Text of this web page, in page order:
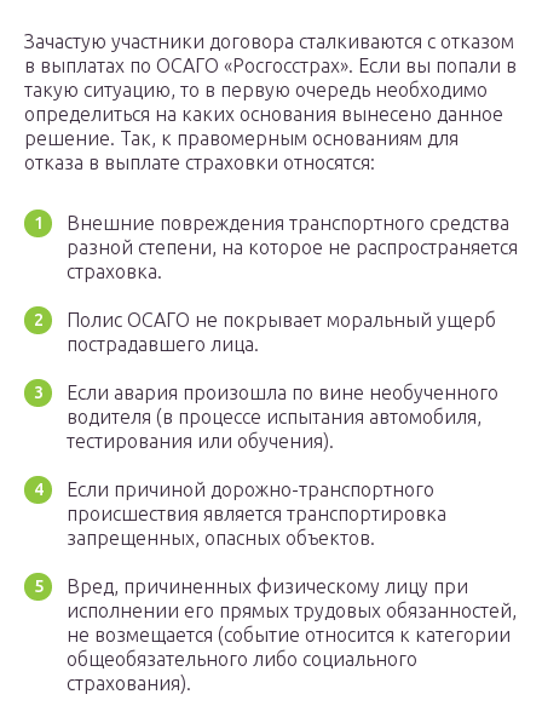
Зачастую участники договора сталкиваются с отказом
в выплатах по ОСАГО «Росгосстрах». Если вы попали в
такую ситуацию, то в первую очередь необходимо
определиться на каких основания вынесено данное
решение. Так, к правомерным основаниям для
отказа в выплате страховки относятся:
Внешние повреждения транспортного средства
разной степени, на которое не распространяется
страховка.
Полис ОСАГО не покрывает моральный ущерб
пострадавшего лица.
Если авария произошла по вине необученного
водителя (в процессе испытания автомобиля,
тестирования или обучения).
Если причиной дорожно-транспортного
происшествия является транспортировка
запрещенных, опасных объектов.
Вред, причиненных физическому лицу при
исполнении его прямых трудовых обязанностей,
не возмещается (событие относится к категории
общеобязательного либо социального
страхования).